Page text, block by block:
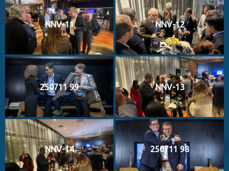
NNV-11 NNV-12
250711 99 NNV-13
NNV-14 250711 98